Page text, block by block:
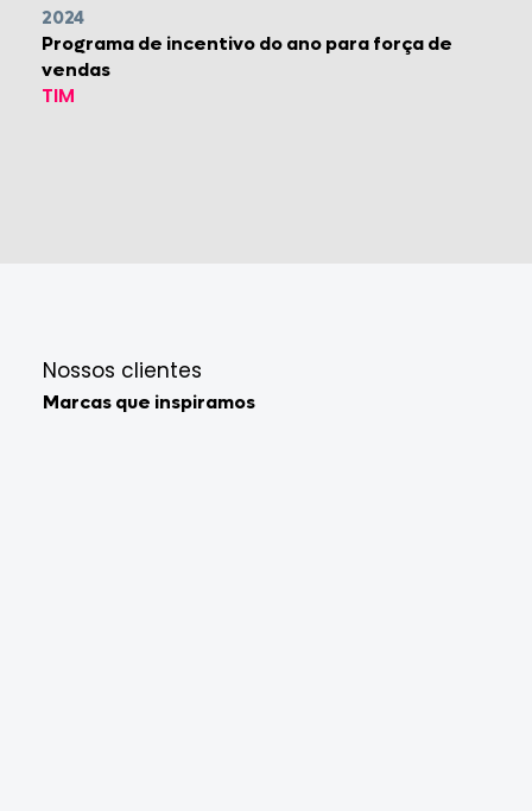
Nossos clientes
Marcas que inspiramos
2024
Programa de incentivo do ano para força de
vendas
TIM